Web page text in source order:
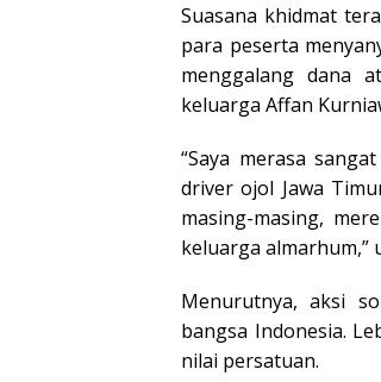
Suasana khidmat
para peserta
menggalang dana
keluarga Affan
“Saya merasa
driver ojol Jawa
masing-masing,
keluarga almarhum,”
Menurutnya, aksi
bangsa Indonesia.
nilai persatuan.